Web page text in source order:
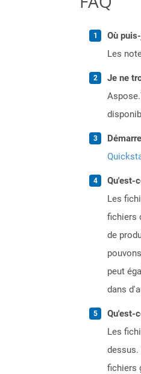
Où
Les
Je ne
Qu'est-
Les
fichiers
de
peut
dans
Qu'est-
Les
dessus.
fichiers